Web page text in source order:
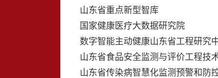
山东省重点新型智库
国家健康医疗大数据研究院
数字智能主动健康山东省工程研究
山东省食品安全监测与评价工程技
山东省传染病智慧化监测预警和防